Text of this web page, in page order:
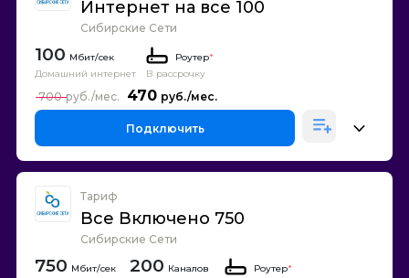
Интернет на все 100
Сибирские Сети
100
Домашний интернет
Роутер*
В рассрочку
470
700
Подключить
Тариф
Все Включено 750
Сибирские Сети
750 200 Каналов
Роутер*